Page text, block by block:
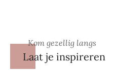
Kom gezellig langs
Laat je inspireren